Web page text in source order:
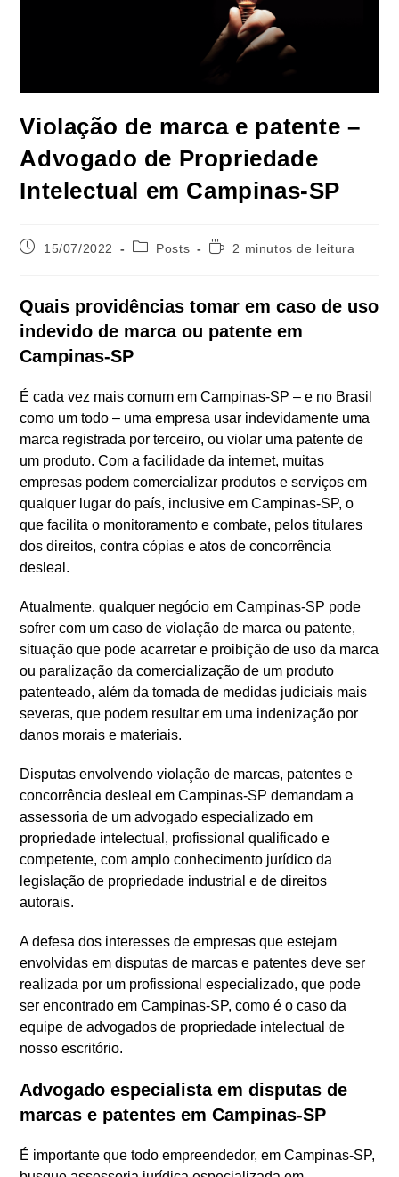
Violação de marca e patente –
Advogado de Propriedade
Intelectual em Campinas-SP
Post15/07/2022
Categoria
Posts
Tempo2 minutos de leitura
Quais providências tomar em caso de uso
indevido de marca ou patente em
Campinas-SP
É cada vez mais comum em Campinas-SP – e no Brasil
como um todo – uma empresa usar indevidamente uma
marca registrada por terceiro, ou violar uma patente de
um produto. Com a facilidade da internet, muitas
empresas podem comercializar produtos e serviços em
qualquer lugar do país, inclusive em Campinas-SP, o
que facilita o monitoramento e combate, pelos titulares
dos direitos, contra cópias e atos de concorrência
desleal.
Atualmente, qualquer negócio em Campinas-SP pode
sofrer com um caso de violação de marca ou patente,
situação que pode acarretar e proibição de uso da marca
ou paralização da comercialização de um produto
patenteado, além da tomada de medidas judiciais mais
severas, que podem resultar em uma indenização por
danos morais e materiais.
Disputas envolvendo violação de marcas, patentes e
concorrência desleal em Campinas-SP demandam a
assessoria de um advogado especializado em
propriedade intelectual, profissional qualificado e
competente, com amplo conhecimento jurídico da
legislação de propriedade industrial e de direitos
autorais.
A defesa dos interesses de empresas que estejam
envolvidas em disputas de marcas e patentes deve ser
realizada por um profissional especializado, que pode
ser encontrado em Campinas-SP, como é o caso da
equipe de advogados de propriedade intelectual de
nosso escritório.
Advogado especialista em disputas de
marcas e patentes em Campinas-SP
É importante que todo empreendedor, em Campinas-SP,